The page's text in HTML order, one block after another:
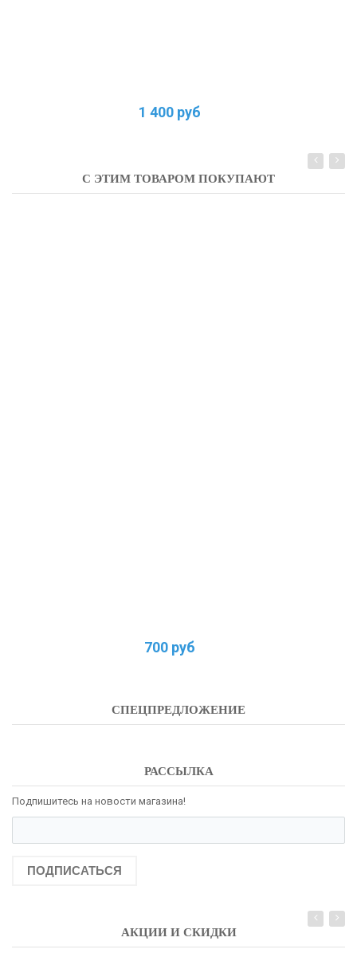
1 400 руб
С ЭТИМ ТОВАРОМ ПОКУПАЮТ
700 руб
СПЕЦПРЕДЛОЖЕНИЕ
РАССЫЛКА
Подпишитесь на новости магазина!
ПОДПИСАТЬСЯ
АКЦИИ И СКИДКИ